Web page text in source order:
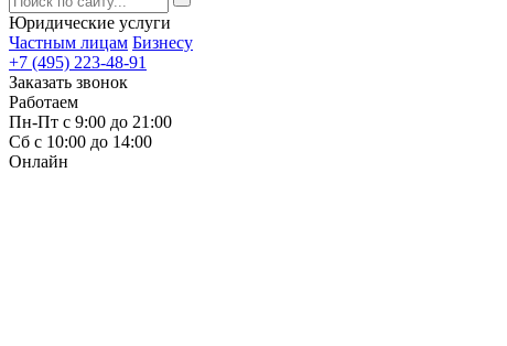
Юридические услуги
Частным лицам Бизнесу
+7 (495) 223-48-91
Заказать звонок
Работаем
Пн-Пт с 9:00 до 21:00
Сб с 10:00 до 14:00
Онлайн